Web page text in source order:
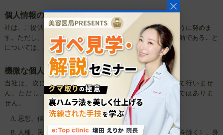
個人情報の正確性
社は、ご提供いただいた個人情報を正確にデータ処理するように努めま
す。ただし、ご提供いただいた個人情報の内容が正確かつ最新であること
については、ユーザーが責任を負うものとします。
機微な個人情報の取得制限
当社は、次に示す内容を含む個人情報の取得は原則として行いませ
ん。ただし、ユーザーが自ら提供した場合は、この限りではありま
せん。
思想、信条及び宗教に関する事項
人種、民族、門地、本籍地（所在都道府県に関する情報を除く）、身